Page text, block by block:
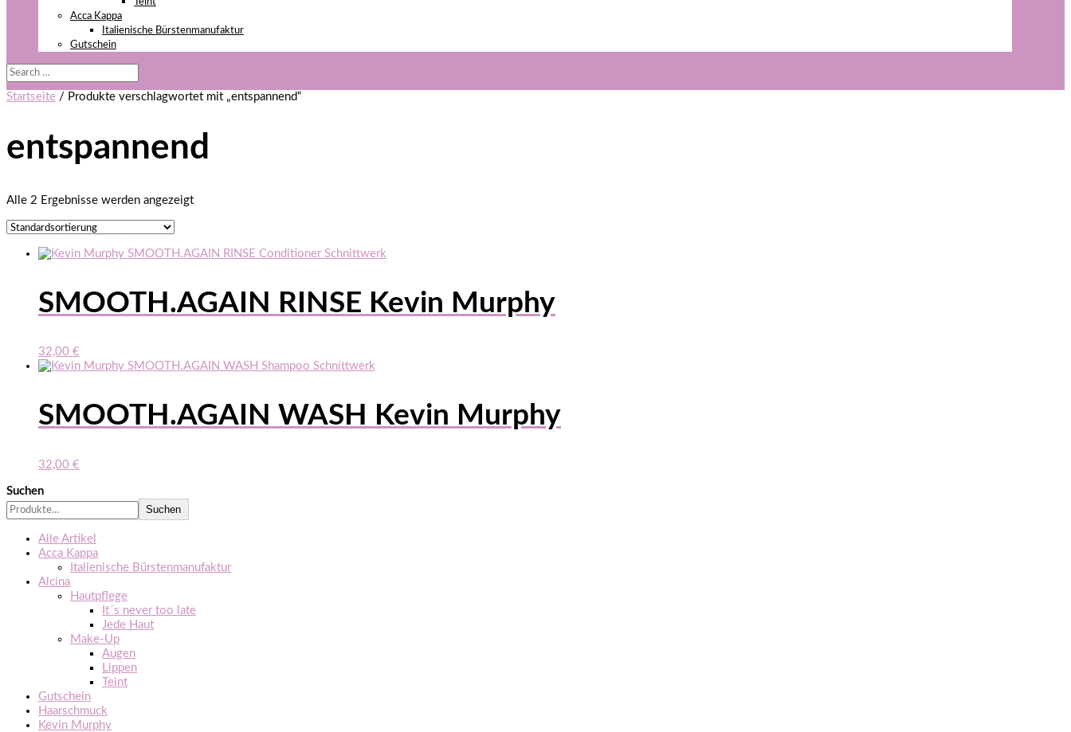
Acca Kappa
Italienische Bürstenmanufaktur
Gutschein
Startseite / Produkte verschlagwortet mit „entspannend“
entspannend
Alle 2 Ergebnisse werden angezeigt
SMOOTH.AGAIN RINSE Kevin Murphy
32,00 €
SMOOTH.AGAIN WASH Kevin Murphy
32,00 €
Suchen
Suchen
Alle Artikel
Acca Kappa
Italienische Bürstenmanufaktur
Alcina
Hautpflege
It´s never too late
Jede Haut
Make-Up
Augen
Lippen
Teint
Gutschein
Haarschmuck
Kevin Murphy